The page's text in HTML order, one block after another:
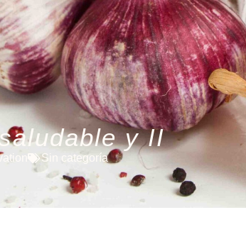
y II
Sin categoría